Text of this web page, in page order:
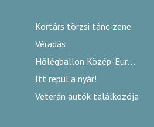
Kortárs törzsi tánc-zene
Véradás
Hőlégballon Közép-Európa Kupa
Itt repül a nyár!
Veterán autók találkozója